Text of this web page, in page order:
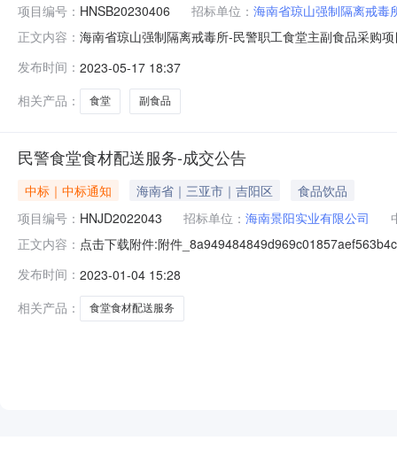
项目编号： HNSB20230406 招标单位： 海南省琼山强制隔离戒毒
正文内容： 海南省琼山强制隔离戒毒所-民警职工食堂主副食品采购
副食品采购项目下浮率(%)：5.0000000四、主要标的信
项目详
发布时间： 2023-05-17 18:37
相关产品：
食堂 副食品
民警食堂食材配送服务-成交公告
中标｜中标通知 海南省｜三亚市｜吉阳区
食品饮品
项目编号： HNJD2022043 招标单位： 海南景阳实业有限公司
正文内容： 点击下载附件:附件
配送服务-成交公告、采购项目名称、用途、数量、简要
发布时间： 2023-01-04 15:28
相关产品：
食堂食材配送服务